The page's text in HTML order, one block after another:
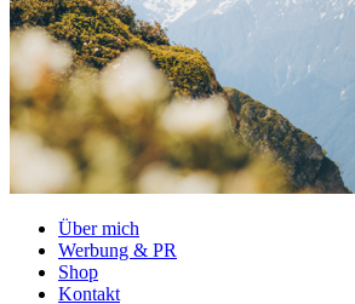
Über mich
Werbung & PR
Shop
Kontakt